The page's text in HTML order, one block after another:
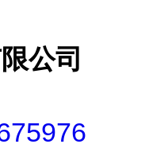
公司